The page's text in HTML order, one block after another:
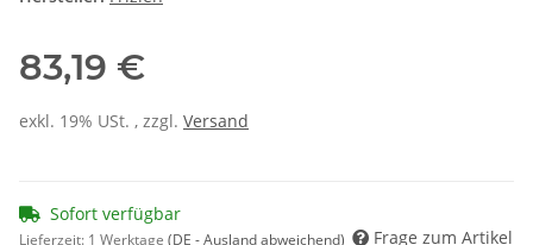
83,19 €
exkl. 19% USt. , zzgl. Versand
Sofort verfügbar
Lieferzeit: 1 Werktage (DE - Ausland abweichend) Frage zum Artikel